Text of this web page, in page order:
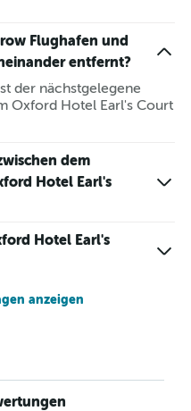
Flughafen und
entfernt?
der nächstgelegene
Oxford Hotel Earl's Court
dem
Hotel Earl's
Hotel Earl's
anzeigen